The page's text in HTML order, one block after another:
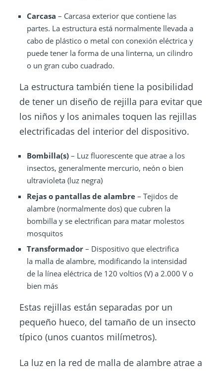
Carcasa – Carcasa exterior que contiene las
partes. La estructura está normalmente llevada a
cabo de plástico o metal con conexión eléctrica y
puede tener la forma de una linterna, un cilindro
o un gran cubo cuadrado.
La estructura también tiene la posibilidad
de tener un diseño de rejilla para evitar que
los niños y los animales toquen las rejillas
electrificadas del interior del dispositivo.
Bombilla(s)– Luz fluorescente que atrae a los
insectos, generalmente mercurio, neón o bien
ultravioleta (luz negra)
Rejas opantallas de alambre– Tejidos de
alambre (normalmente dos) que cubren la
bombilla y se electrifican para matar molestos
mosquitos
Transformador– Dispositivo que electrifica
la malla de alambre, modificando la intensidad
de la línea eléctrica de 120 voltios (V) a 2.000 V o
bien más
Estas rejillas están separadas por un
pequeño hueco, del tamaño de un insecto
típico (unos cuantos milímetros).
La luz en la red de malla de alambre atrae a